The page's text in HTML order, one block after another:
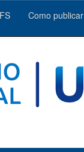
Como publicar